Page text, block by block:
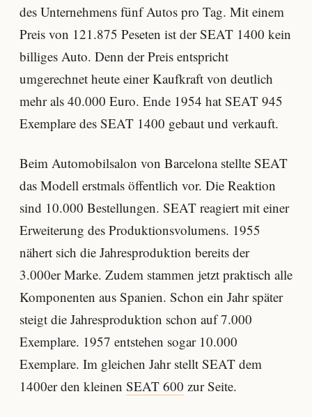
des Unternehmens fünf Autos pro Tag. Mit einem
Preis von 121.875 Peseten ist der SEAT 1400 kein
billiges Auto. Denn der Preis entspricht
umgerechnet heute einer Kaufkraft von deutlich
mehr als 40.000 Euro. Ende 1954 hat SEAT 945
Exemplare des SEAT 1400 gebaut und verkauft.
Beim Automobilsalon von Barcelona stellte SEAT
das Modell erstmals öffentlich vor. Die Reaktion
sind 10.000 Bestellungen. SEAT reagiert mit einer
Erweiterung des Produktionsvolumens. 1955
nähert sich die Jahresproduktion bereits der
3.000er Marke. Zudem stammen jetzt praktisch alle
Komponenten aus Spanien. Schon ein Jahr später
steigt die Jahresproduktion schon auf 7.000
Exemplare. 1957 entstehen sogar 10.000
Exemplare. Im gleichen Jahr stellt SEAT dem
1400er den kleinen SEAT 600 zur Seite.